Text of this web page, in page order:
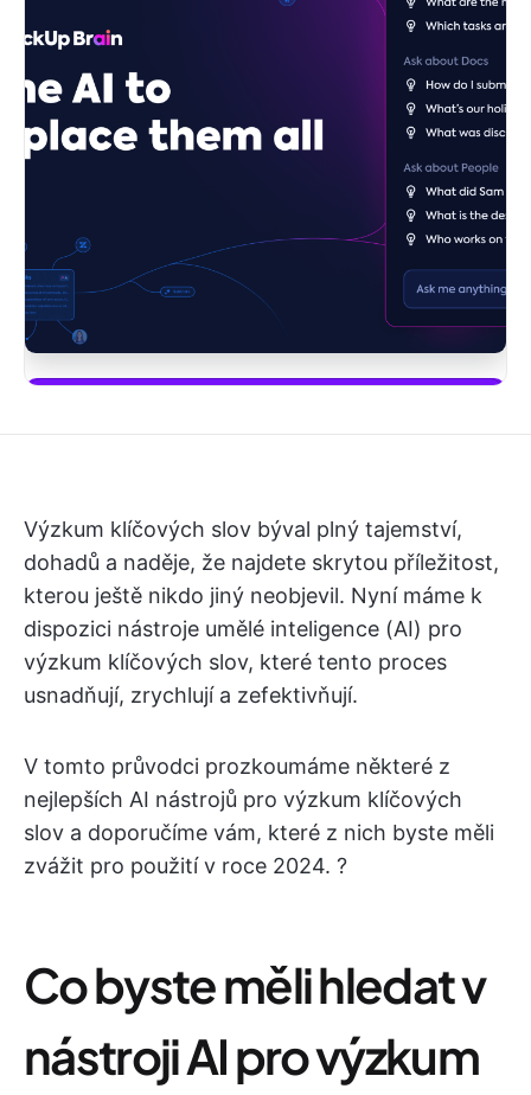
Výzkum klíčových slov býval plný tajemství,
dohadů a naděje, že najdete skrytou příležitost,
kterou ještě nikdo jiný neobjevil. Nyní máme k
dispozici nástroje umělé inteligence (AI) pro
výzkum klíčových slov, které tento proces
usnadňují, zrychlují a zefektivňují.
V tomto průvodci prozkoumáme některé z
nejlepších AI nástrojů pro výzkum klíčových
slov a doporučíme vám, které z nich byste měli
zvážit pro použití v roce 2024. ?
Co byste měli hledat v
nástroji AI pro výzkum